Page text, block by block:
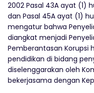
2002 Pasal 43A ayat (1)
dan Pasal 45A ayat (1)
mengatur bahwa
diangkat menjadi
Pemberantasan Korupsi
pendidikan di bidang
diselenggarakan oleh
bekerjasama dengan